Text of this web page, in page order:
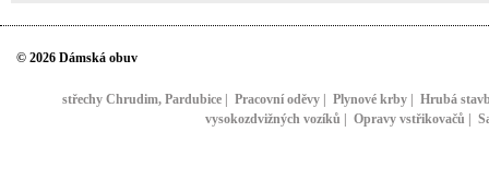
© 2026 Dámská obuv
střechy Chrudim, Pardubice| Pracovní oděvy| Plynové krby| Hrubá
vysokozdvižných vozíků
Opravy vstřikovačů